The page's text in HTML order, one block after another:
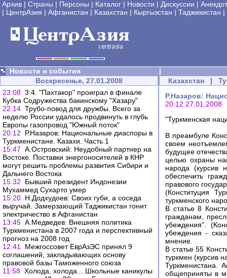
Архив | Страны | Персоны | Каталог | Новости | Дискуссии |
| ЦентрАзия | Афганистан | Казахстан | Кыргызстан | Таджикистан |
Новости и события
|
Воскресенье, 27.01.2008
23:08 3:4. "Пахтакор" проиграл в финале
Кубка Содружества бакинскому "Хазару"
22:14 Трубо-повод для дружбы. Всего за
неделю России удалось продвинуть в глубь
Европы газопровод "Южный поток"
20:12
Р.Назаров: Национальные диаспоры в
Туркменистане. Казахи. Часть 1
15:47 А.Островский: Неудобный партнер на
Востоке. Поставки энергоносителей в КНР
могут решить проблемы развития Сибири и
Дальнего Востока
15:32
Бывший президент Индонезии
Мухаммед Сухарто умер
15:20 Н.Додхудоев: Своих губи, а соседа
выручай. Замерзающий Таджикистан гонит
электричество в Афганистан
13:45 А.Медведев: Внешняя политика
Туркменистана в 2007 года и перспективный
прогноз на 2008 год
12:41
Межгоссовет ЕврАзЭС принял 9
соглашений, закладывающих основу
правовой базы Таможенного союза
11:58 Холода, холода... Школьные каникулы
Казахстан |
Р.Назаров:
20:12 27.01.2008
"Туркменская
В преамбуле
своем
будущее
целью охраны
народа (курсив
обеспечить
правового
(Конституция
туркменского
В статье 8
гражданам,
убеждения".
убеждения -
мнение.
В статье 55
туркмен (курсив
Туркменистана.
общеприняты в